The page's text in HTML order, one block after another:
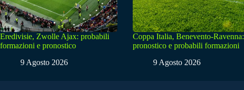
Eredivisie, Zwolle Ajax: probabili
formazioni e pronostico
9 Agosto 2026
Coppa Italia, Benevento-Ravenna:
pronostico e probabili formazioni
9 Agosto 2026